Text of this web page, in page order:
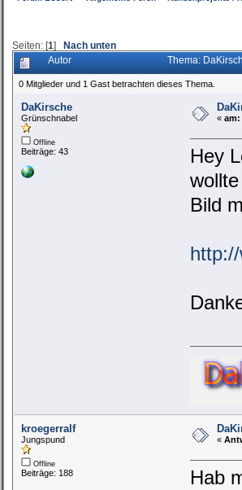
Seiten: [1] Nach unten
Autor Thema:
0 Mitglieder und 1 Gast betrachten dieses Thema.
DaKirsche
Grünschnabel
Offline
Beiträge: 43
« am:
Hey
Bild
kroegerralf
Jungspund
Offline
Beiträge: 188
«
Hab